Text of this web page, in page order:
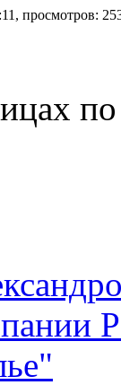
просмотров: